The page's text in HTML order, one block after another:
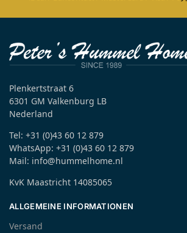
Plenkertstraat 6
6301 GM Valkenburg LB
Nederland
Tel: +31 (0)43 60 12 879
WhatsApp: +31 (0)43 60 12 879
Mail: info@hummelhome.nl
KvK Maastricht 14085065
ALLGEMEINE INFORMATIONEN
Versand